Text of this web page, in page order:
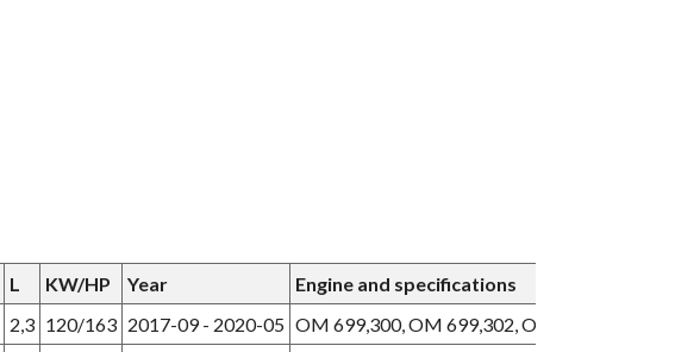
L KW/HP Year
Engine and specifications
2,3 120/163 2017-09 - 2020-05 OM 699,300, OM 699,302, OM 699,304